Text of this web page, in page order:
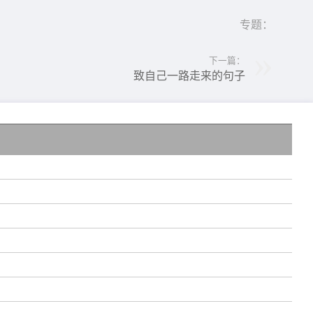
专题：
下一篇：
致自己一路走来的句子